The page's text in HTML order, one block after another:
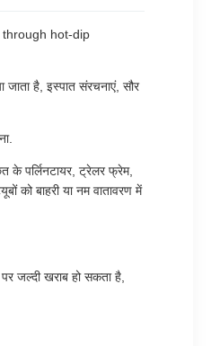
hot-dip
है, इस्पात संरचनाएं, सौर
के पर्लिनटायर, ट्रेलर फ्रेम,
को बाहरी या नम वातावरण में
जल्दी खराब हो सकता है,